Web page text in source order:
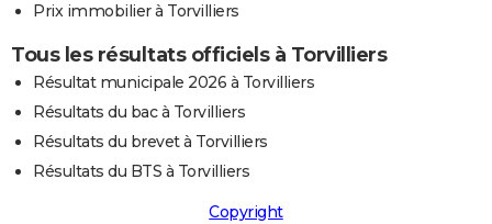
Prix immobilier à Torvilliers
Tous les résultats officiels à Torvilliers
Résultat municipale 2026 à Torvilliers
Résultats du bac à Torvilliers
Résultats du brevet à Torvilliers
Résultats du BTS à Torvilliers
Copyright